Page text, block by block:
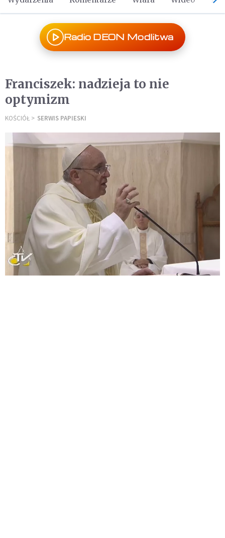
Radio DEON Modlitwa
Franciszek: nadzieja to nie
optymizm
KOŚCIÓŁ SERWIS PAPIESKI